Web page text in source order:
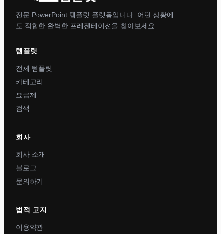
전문 PowerPoint 템플릿 플랫폼입니다. 어떤 상황에
도 적합한 완벽한 프레젠테이션을 찾아보세요.
템플릿
전체 템플릿
카테고리
요금제
검색
회사
회사 소개
블로그
문의하기
법적 고지
이용약관